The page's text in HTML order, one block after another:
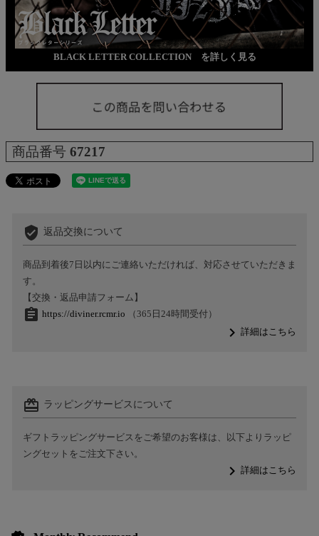
BLACK LETTER COLLECTION を詳しく見る
商品番号 67217
verified_user 返品交換について
商品到着後7日以内にご連絡いただければ、対応させていただきま
す。
【交換・返品申請フォーム】
assignment https://diviner.rcmr.io （365日24時間受付）
navigate_next詳細はこちら
card_giftcard ラッピングサービスについて
ギフトラッピングサービスをご希望のお客様は、以下よりラッピ
ングセットをご注文下さい。
navigate_next詳細はこちら